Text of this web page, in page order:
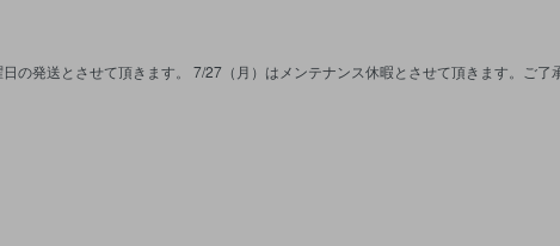
の発送とさせて頂きます。 7/27（月）はメンテナンス休暇とさせて頂きます。ご了